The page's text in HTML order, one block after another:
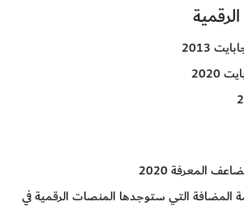
2013
المعرفة 2020
المضافة التي ستوجدها المنصات الرقمية في